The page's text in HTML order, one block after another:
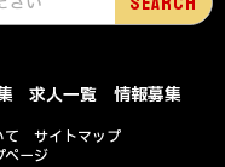
求人一覧
情報募集
て
サイトマップ
ページ